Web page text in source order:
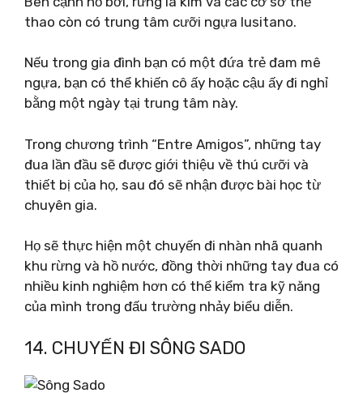
thao còn có trung tâm cưỡi ngựa lusitano.
Nếu trong gia đình bạn có một đứa trẻ đam mê
ngựa, bạn có thể khiến cô ấy hoặc cậu ấy đi nghỉ
bằng một ngày tại trung tâm này.
Trong chương trình “Entre Amigos”, những tay
đua lần đầu sẽ được giới thiệu về thú cưỡi và
thiết bị của họ, sau đó sẽ nhận được bài học từ
chuyên gia.
Họ sẽ thực hiện một chuyến đi nhàn nhã quanh
khu rừng và hồ nước, đồng thời những tay đua có
nhiều kinh nghiệm hơn có thể kiểm tra kỹ năng
của mình trong đấu trường nhảy biểu diễn.
14. CHUYẾN ĐI SÔNG SADO